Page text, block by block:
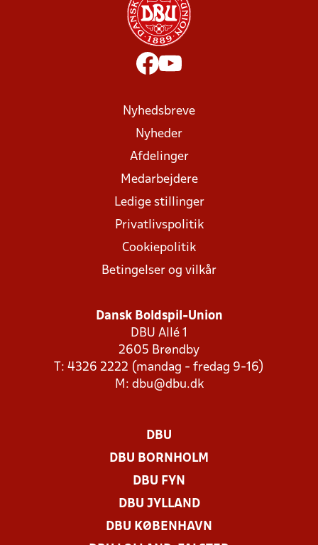
Nyhedsbreve
Nyheder
Afdelinger
Medarbejdere
Ledige stillinger
Privatlivspolitik
Cookiepolitik
Betingelser og vilkår
Dansk Boldspil-Union
DBU Allé 1
2605 Brøndby
T: 4326 2222 (mandag - fredag 9-16)
M: dbu@dbu.dk
DBU
DBU BORNHOLM
DBU FYN
DBU JYLLAND
DBU KØBENHAVN